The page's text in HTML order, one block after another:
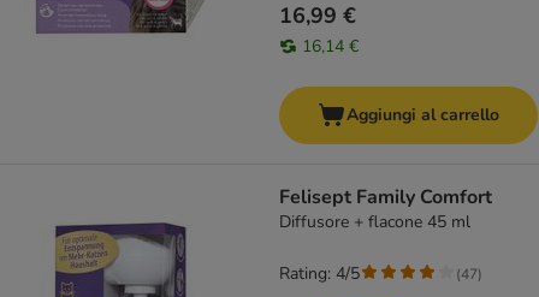
16,99 €
16,14 €
Aggiungi al carrello
Felisept Family Comfort
Diffusore + flacone 45 ml
Rating: 4/5 (47)